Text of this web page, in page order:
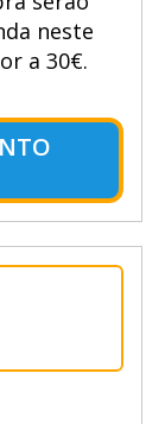
neste
a 30€.